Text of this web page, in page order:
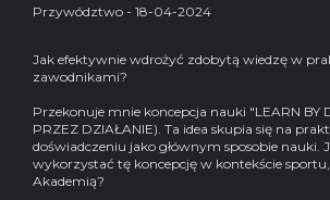
Przywództwo - 18-04-2024
Jak efektywnie wdrożyć zdobytą wiedzę w
zawodnikami?
Przekonuje mnie koncepcja nauki "LEARN BY
PRZEZ DZIAŁANIE). Ta idea skupia się na
doświadczeniu jako głównym sposobie nauki.
wykorzystać tę koncepcję w kontekście
Akademią?